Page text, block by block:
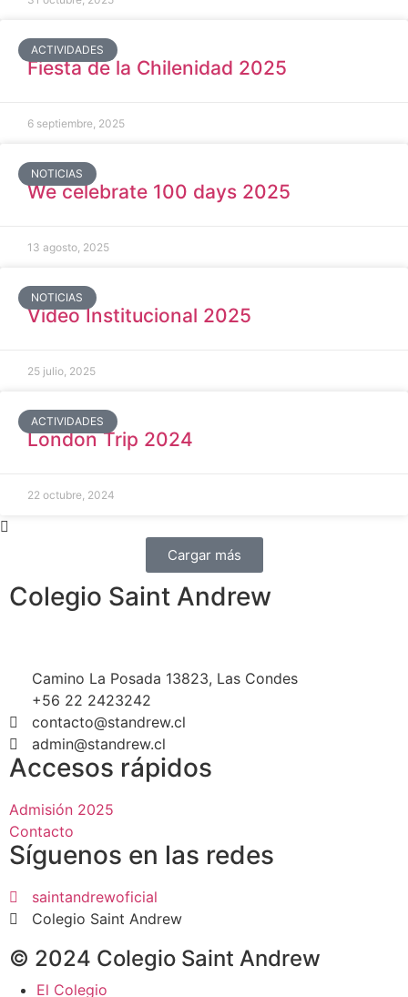
ACTIVIDADES
Fiesta de la Chilenidad 2025
6 septiembre, 2025
NOTICIAS
We celebrate 100 days 2025
13 agosto, 2025
NOTICIAS
Video Institucional 2025
25 julio, 2025
ACTIVIDADES
London Trip 2024
22 octubre, 2024
Cargar más
Colegio Saint Andrew
Camino La Posada 13823, Las Condes
+56 22 2423242
contacto@standrew.cl
admin@standrew.cl
Accesos rápidos
Admisión 2025
Contacto
Síguenos en las redes
saintandrewoficial
Colegio Saint Andrew
© 2024 Colegio Saint Andrew
El Colegio